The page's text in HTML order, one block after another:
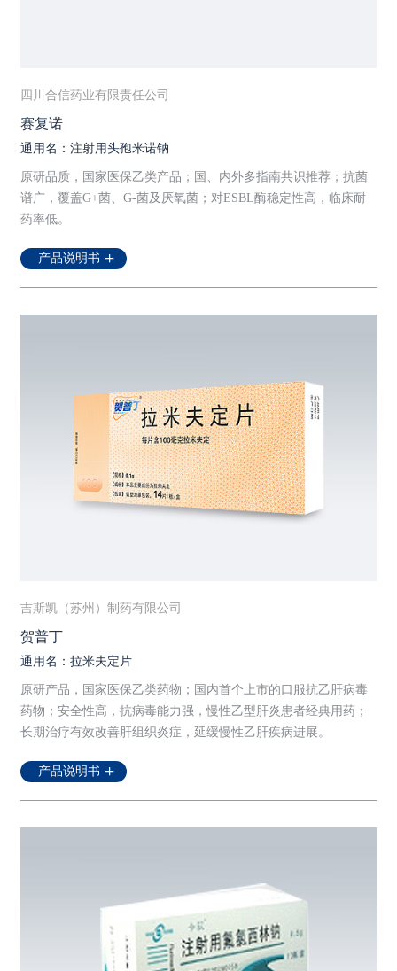
四川合信药业有限责任公司
赛复诺
通用名：注射用头孢米诺钠
原研品质，国家医保乙类产品；国、内外多指南共识推荐；抗菌
谱广，覆盖G+菌、G-菌及厌氧菌；对ESBL酶稳定性高，临床耐
药率低。
产品说明书
吉斯凯（苏州）制药有限公司
贺普丁
通用名：拉米夫定片
原研产品，国家医保乙类药物；国内首个上市的口服抗乙肝病毒
药物；安全性高，抗病毒能力强，慢性乙型肝炎患者经典用药；
长期治疗有效改善肝组织炎症，延缓慢性乙肝疾病进展。
产品说明书